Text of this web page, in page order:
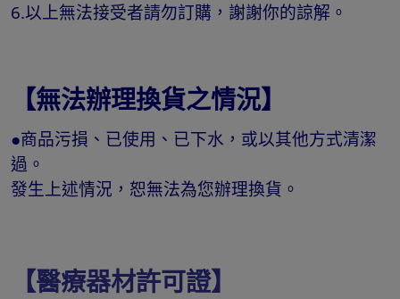
6.以上無法接受者請勿訂購，謝謝你的諒解。
【無法辦理換貨之情況】
●商品污損、已使用、已下水，或以其他方式清潔
過。
發生上述情況，恕無法為您辦理換貨。
【醫療器材許可證】